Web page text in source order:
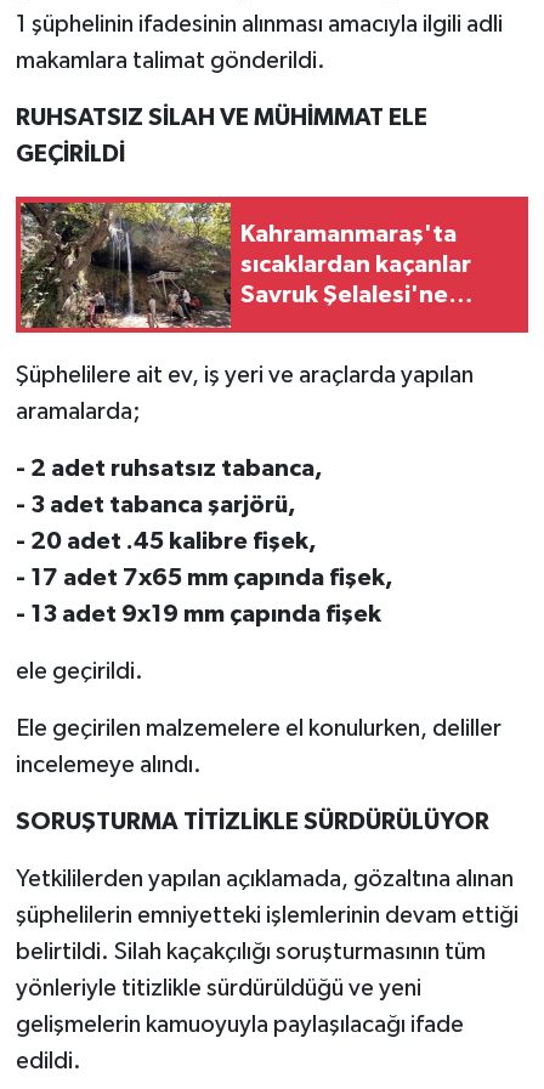
1 şüphelinin ifadesinin alınması amacıyla ilgili adli
makamlara talimat gönderildi.
RUHSATSIZ SİLAH VE MÜHİMMAT ELE
GEÇİRİLDİ
Kahramanmaraş'ta
sıcaklardan kaçanlar
Savruk Şelalesi'ne
Şüphelilere ait ev, iş yeri ve araçlarda yapılan
aramalarda;
- 2 adet ruhsatsız tabanca,
- 3 adet tabanca şarjörü,
- 20 adet .45 kalibre fişek,
- 17 adet 7x65 mm çapında fişek,
- 13 adet 9x19 mm çapında fişek
ele geçirildi.
Ele geçirilen malzemelere el konulurken, deliller
incelemeye alındı.
SORUŞTURMA TİTİZLİKLE SÜRDÜRÜLÜYOR
Yetkililerden yapılan açıklamada, gözaltına alınan
şüphelilerin emniyetteki işlemlerinin devam ettiği
belirtildi. Silah kaçakçılığı soruşturmasının tüm
yönleriyle titizlikle sürdürüldüğü ve yeni
gelişmelerin kamuoyuyla paylaşılacağı ifade
edildi.